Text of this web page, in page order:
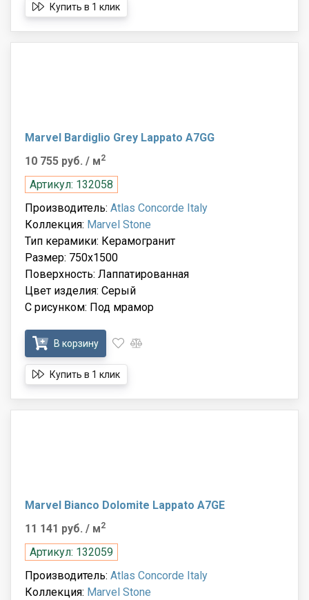
Купить в 1 клик
Marvel Bardiglio Grey Lappato A7GG
10 755 руб. / м2
Артикул: 132058
Производитель: Atlas Concorde Italy
Коллекция: Marvel Stone
Тип керамики: Керамогранит
Размер: 750x1500
Поверхность: Лаппатированная
Цвет изделия: Серый
С рисунком: Под мрамор
В корзину
Купить в 1 клик
Marvel Bianco Dolomite Lappato A7GE
11 141 руб. / м2
Артикул: 132059
Производитель: Atlas Concorde Italy
Коллекция: Marvel Stone